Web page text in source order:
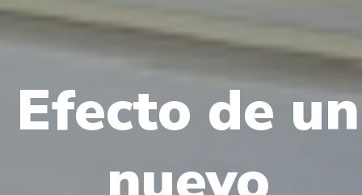
Efecto de un